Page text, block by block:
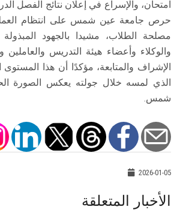
امتحان، والإسراع في إعلان نتائج الفصل
حرص جامعة عين شمس على انتظام
مصلحة الطلاب، مشيدا بالجهود
والوكلاء وأعضاء هيئة التدريس والعاملين
الإشراف والمتابعة، مؤكدًا أن هذا المستوى
الذي لمسه خلال جولته يعكس الصورة
شمس.
2026-01-05
الأخبار المتعلقة